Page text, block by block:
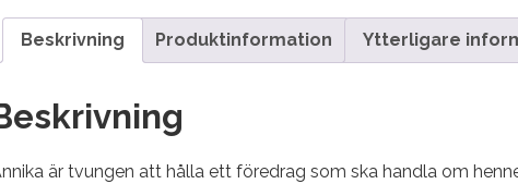
Beskrivning Produktinformation Ytterligare
är tvungen att hålla ett föredrag som ska handla om